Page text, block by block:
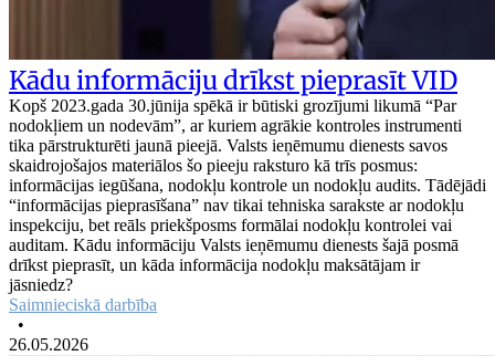
Kādu informāciju drīkst pieprasīt VID
Kopš 2023.gada 30.jūnija spēkā ir būtiski grozījumi likumā “Par
nodokļiem un nodevām”, ar kuriem agrākie kontroles instrumenti
tika pārstrukturēti jaunā pieejā. Valsts ieņēmumu dienests savos
skaidrojošajos materiālos šo pieeju raksturo kā trīs posmus:
informācijas iegūšana, nodokļu kontrole un nodokļu audits. Tādējādi
“informācijas pieprasīšana” nav tikai tehniska sarakste ar nodokļu
inspekciju, bet reāls priekšposms formālai nodokļu kontrolei vai
auditam. Kādu informāciju Valsts ieņēmumu dienests šajā posmā
drīkst pieprasīt, un kāda informācija nodokļu maksātājam ir
jāsniedz?
Saimnieciskā darbība
•
26.05.2026